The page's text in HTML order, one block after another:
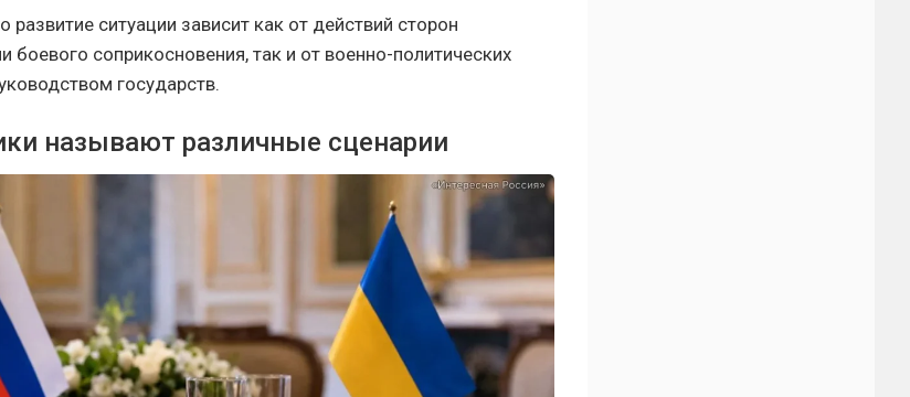
развитие ситуации зависит как от действий сторон
боевого соприкосновения, так и от военно-политических
государств.
называют различные сценарии